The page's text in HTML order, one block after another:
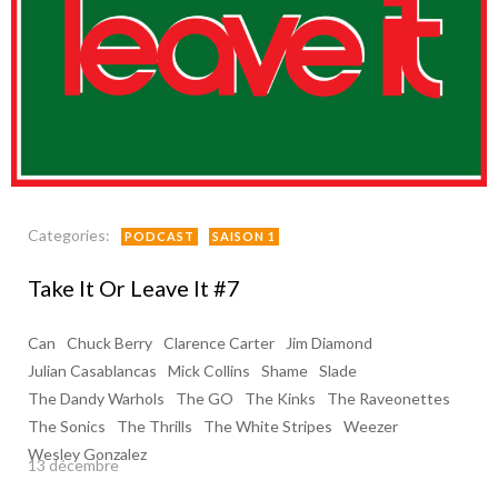
Categories: PODCAST SAISON 1
Take It Or Leave It #7
Can Chuck Berry Clarence Carter
Jim Diamond
Julian Casablancas
Mick Collins Shame Slade
The Dandy Warhols
The GO The Kinks
The Raveonettes
The Sonics
The Thrills The White Stripes
Weezer
Wesley Gonzalez
13 décembre